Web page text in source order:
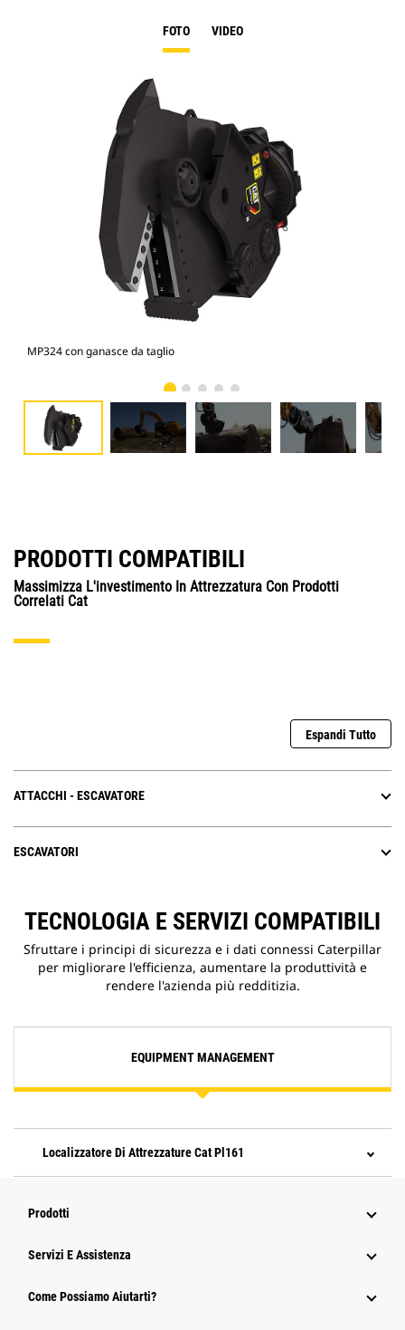
FOTO VIDEO
MP324 con ganasce da taglio
PRODOTTI COMPATIBILI
Massimizza L'investimento In Attrezzatura Con Prodotti
Correlati Cat
Espandi Tutto
ATTACCHI - ESCAVATORE
ESCAVATORI
TECNOLOGIA E SERVIZI COMPATIBILI
Sfruttare i principi di sicurezza e i dati connessi Caterpillar
per migliorare l'efficienza, aumentare la produttività e
rendere l'azienda più redditizia.
EQUIPMENT MANAGEMENT
Localizzatore Di Attrezzature Cat Pl161
Prodotti
Servizi E Assistenza
Come Possiamo Aiutarti?